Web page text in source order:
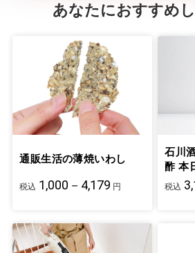
あなたにおすすめ
通販生活の薄焼いわし
税込 1,000－4,179 円
石川
酢 本
税込